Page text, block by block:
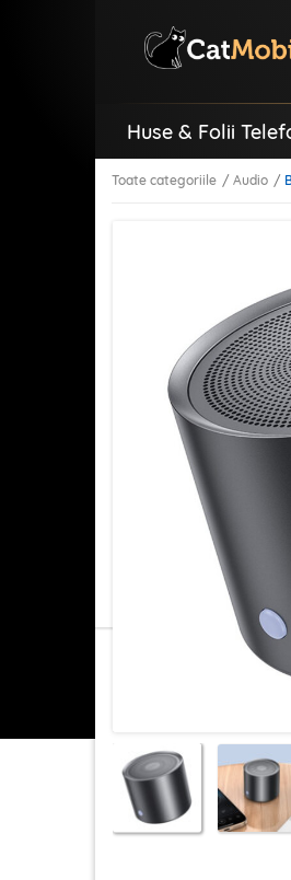
Huse & Folii
Toate categoriile Audio